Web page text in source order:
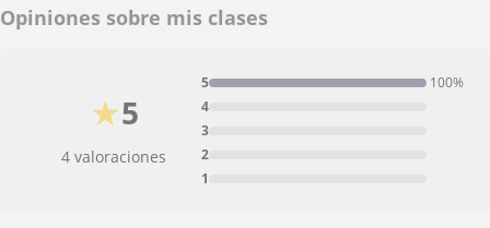
Opiniones sobre mis clases
5
★
4 valoraciones
1
2
3
4
5 100%